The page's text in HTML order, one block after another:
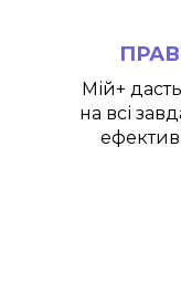
Мій+
на всі